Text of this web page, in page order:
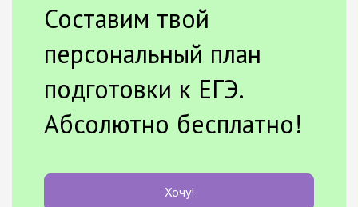
Составим твой
персональный план
подготовки к ЕГЭ.
Абсолютно бесплатно!
Хочу!